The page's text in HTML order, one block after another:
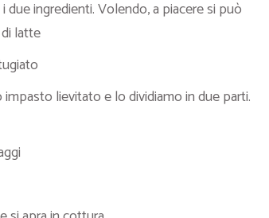
ingredienti. Volendo, a piacere si può
latte
lievitato e lo dividiamo in due parti.